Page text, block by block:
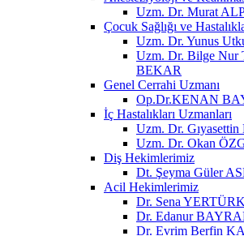
Uzm. Dr. Murat
Çocuk Sağlığı ve
Uzm. Dr. Yunus
Uzm. Dr. Bilge
BEKAR
Genel Cerrahi Uzmanı
Op.Dr.KENAN
İç Hastalıkları Uzmanları
Uzm. Dr. Gıyasettin
Uzm. Dr. Okan
Diş Hekimlerimiz
Dt. Şeyma Güler
Acil Hekimlerimiz
Dr. Sena YERTÜRK
Dr. Edanur
Dr. Evrim Berfin